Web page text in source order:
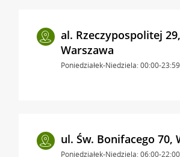
al. Rzeczypospolitej 29,
Warszawa
Poniedziałek-Niedziela: 00:00-23:59
ul. Św. Bonifacego 70,
Poniedziałek-Niedziela: 06:00-22:00